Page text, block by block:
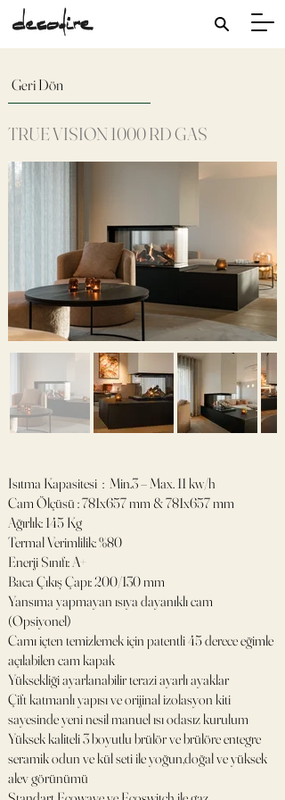
Geri Dön
TRUE VISION 1000 RD GAS
Isıtma Kapasitesi : Min.3 – Max. 11 kw/h
Cam Ölçüsü : 781x657 mm & 781x657 mm
Ağırlık: 145 Kg
Termal Verimlilik: %80
Enerji Sınıfı: A+
Baca Çıkış Çapı: 200/130 mm
Yansıma yapmayan ısıya dayanıklı cam
(Opsiyonel)
Camı içten temizlemek için patentli 45 derece eğimle
açılabilen cam kapak
Yüksekliği ayarlanabilir terazi ayarlı ayaklar
Çift katmanlı yapısı ve orijinal izolasyon kiti
sayesinde yeni nesil manuel ısı odasız kurulum
Yüksek kaliteli 3 boyutlu brülör ve brülöre entegre
seramik odun ve kül seti ile yoğun,doğal ve yüksek
alev görünümü